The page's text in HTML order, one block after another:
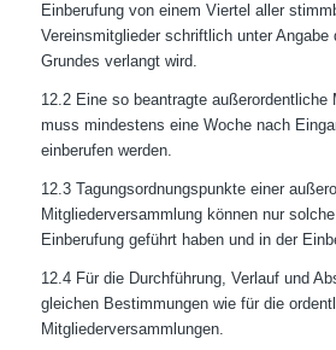
Einberufung von einem Viertel aller
Vereinsmitglieder schriftlich unter Angabe
Grundes verlangt wird.
12.2 Eine so beantragte außerordentliche
muss mindestens eine Woche nach
einberufen werden.
12.3 Tagungsordnungspunkte einer
Mitgliederversammlung können nur
Einberufung geführt haben und in der
12.4 Für die Durchführung, Verlauf und
gleichen Bestimmungen wie für die
Mitgliederversammlungen.